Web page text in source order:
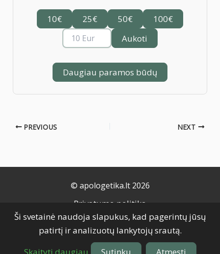
10€ 25€ 50€
100€
Aukoti
Daugiau paramos būdų
PREVIOUS NEXT
© apologetika.lt 2026
Privatumo politika
Naudojimo taisyklės
Slapukų politika
Grąžinimo taisyklės
Ši svetainė naudoja slapukus, kad pagerintų jūsų
patirtį ir analizuotų lankytojų srautą.
Skaityti daugiau